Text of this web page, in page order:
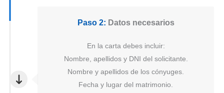
Paso 2: Datos necesarios
En la carta debes incluir:
Nombre, apellidos y DNI del solicitante.
Nombre y apellidos de los cónyuges.
Fecha y lugar del matrimonio.